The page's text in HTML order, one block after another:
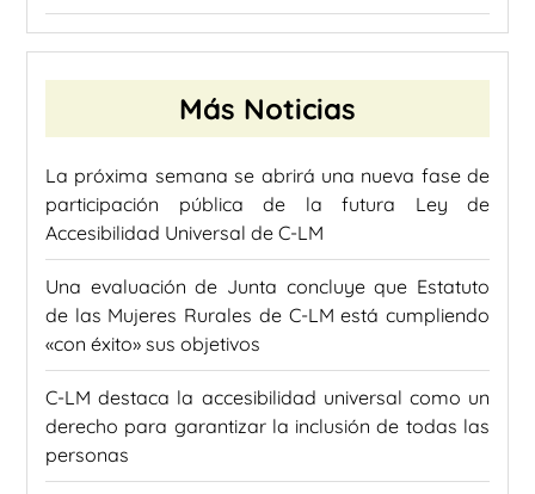
Más Noticias
La próxima semana se abrirá una nueva fase de
participación pública de la futura Ley de
Accesibilidad Universal de C-LM
Una evaluación de Junta concluye que Estatuto
de las Mujeres Rurales de C-LM está cumpliendo
«con éxito» sus objetivos
C-LM destaca la accesibilidad universal como un
derecho para garantizar la inclusión de todas las
personas